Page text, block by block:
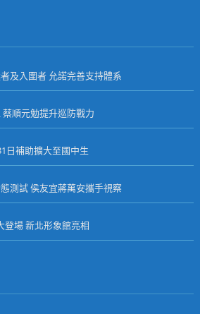
及入圍者 允諾完善支持體系
順元勉提升巡防戰力
日補助擴大至國中生
測試 侯友宜蔣萬安攜手視察
登場 新北形象館亮相